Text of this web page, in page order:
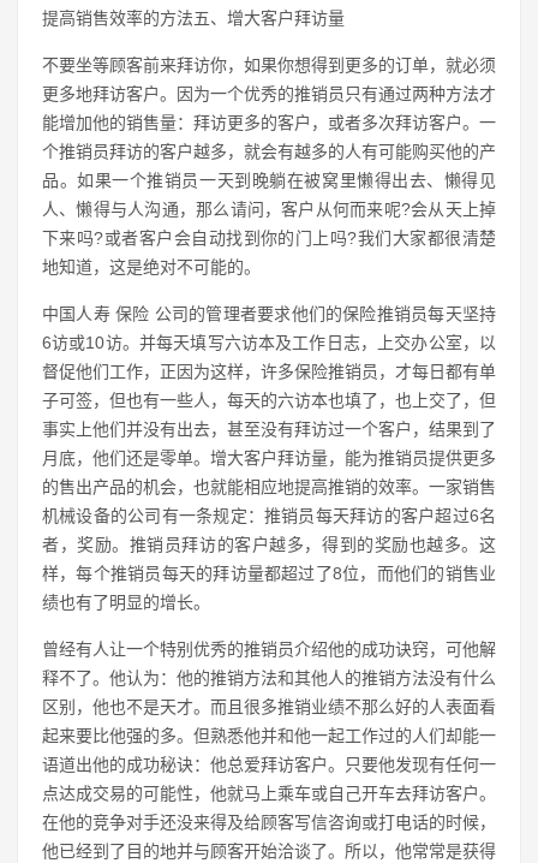
提高销售效率的方法五、增大客户拜访量
不要坐等顾客前来拜访你，如果你想得到更多的订单，就必须
更多地拜访客户。因为一个优秀的推销员只有通过两种方法才
能增加他的销售量：拜访更多的客户，或者多次拜访客户。一
个推销员拜访的客户越多，就会有越多的人有可能购买他的产
品。如果一个推销员一天到晚躺在被窝里懒得出去、懒得见
人、懒得与人沟通，那么请问，客户从何而来呢?会从天上掉
下来吗?或者客户会自动找到你的门上吗?我们大家都很清楚
地知道，这是绝对不可能的。
中国人寿 保险 公司的管理者要求他们的保险推销员每天坚持
6访或10访。并每天填写六访本及工作日志，上交办公室，以
督促他们工作，正因为这样，许多保险推销员，才每日都有单
子可签，但也有一些人，每天的六访本也填了，也上交了，但
事实上他们并没有出去，甚至没有拜访过一个客户，结果到了
月底，他们还是零单。增大客户拜访量，能为推销员提供更多
的售出产品的机会，也就能相应地提高推销的效率。一家销售
机械设备的公司有一条规定：推销员每天拜访的客户超过6名
者，奖励。推销员拜访的客户越多，得到的奖励也越多。这
样，每个推销员每天的拜访量都超过了8位，而他们的销售业
绩也有了明显的增长。
曾经有人让一个特别优秀的推销员介绍他的成功诀窍，可他解
释不了。他认为：他的推销方法和其他人的推销方法没有什么
区别，他也不是天才。而且很多推销业绩不那么好的人表面看
起来要比他强的多。但熟悉他并和他一起工作过的人们却能一
语道出他的成功秘诀：他总爱拜访客户。只要他发现有任何一
点达成交易的可能性，他就马上乘车或自己开车去拜访客户。
在他的竞争对手还没来得及给顾客写信咨询或打电话的时候，
他已经到了目的地并与顾客开始洽谈了。所以，他常常是获得